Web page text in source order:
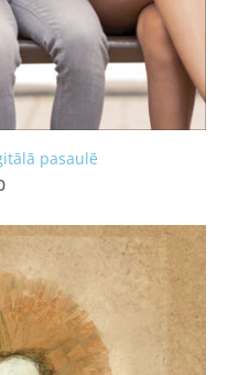
pasaulē